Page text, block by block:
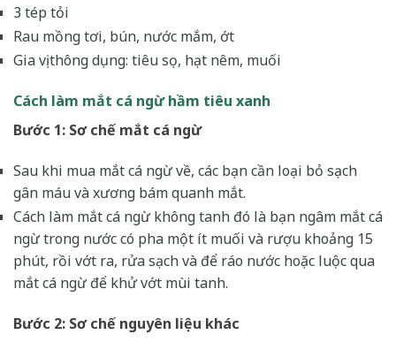
3 tép tỏi
Rau mồng tơi, bún, nước mắm, ớt
Gia vị thông dụng: tiêu sọ, hạt nêm, muối
Cách làm mắt cá ngừ hầm tiêu xanh
Bước 1: Sơ chế mắt cá ngừ
Sau khi mua mắt cá ngừ về, các bạn cần loại bỏ sạch
gân máu và xương bám quanh mắt.
Cách làm mắt cá ngừ không tanh đó là bạn ngâm mắt cá
ngừ trong nước có pha một ít muối và rượu khoảng 15
phút, rồi vớt ra, rửa sạch và để ráo nước hoặc luộc qua
mắt cá ngừ để khử vớt mùi tanh.
Bước 2: Sơ chế nguyên liệu khác